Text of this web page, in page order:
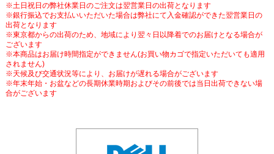
※土日祝日の弊社休業日のご注文は翌営業日の出荷となります
※銀行振込でお支払いいただいた場合は弊社にて入金確認ができた翌営業日の
出荷となります
※東京都からの出荷のため、地域により翌々日以降着でのお届けとなる場合が
ございます
※本商品はお届け時間指定ができません(お買い物カゴで指定いただいても適用
されません)
※天候及び交通状況等により、お届けが遅れる場合がございます
※年末年始・お盆などの長期休業時期およびその前後では当日出荷できない場
合がございます